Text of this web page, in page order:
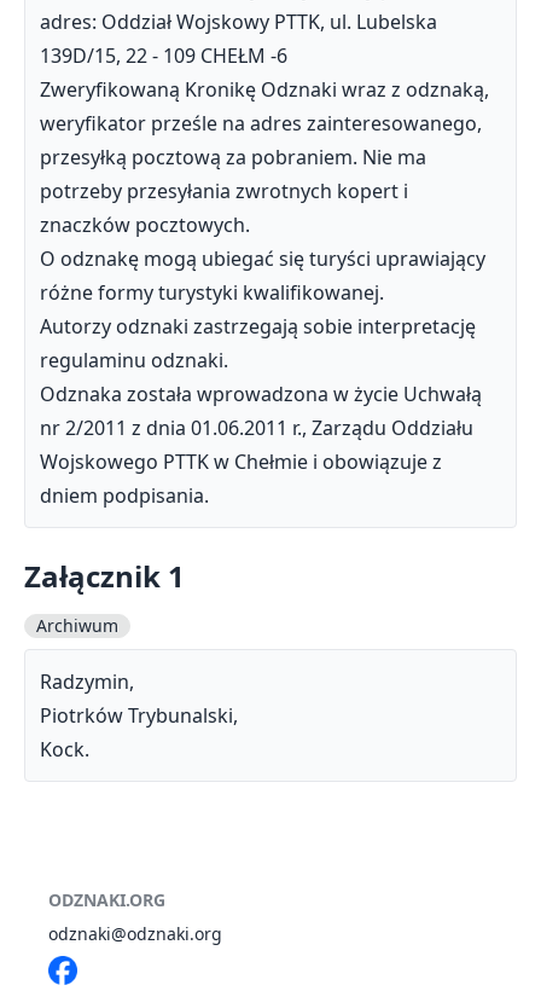
adres: Oddział Wojskowy PTTK, ul. Lubelska
139D/15, 22 - 109 CHEŁM -6
Zweryfikowaną Kronikę Odznaki wraz z odznaką,
weryfikator prześle na adres zainteresowanego,
przesyłką pocztową za pobraniem. Nie ma
potrzeby przesyłania zwrotnych kopert i
znaczków pocztowych.
O odznakę mogą ubiegać się turyści uprawiający
różne formy turystyki kwalifikowanej.
Autorzy odznaki zastrzegają sobie interpretację
regulaminu odznaki.
Odznaka została wprowadzona w życie Uchwałą
nr 2/2011 z dnia 01.06.2011 r., Zarządu Oddziału
Wojskowego PTTK w Chełmie i obowiązuje z
dniem podpisania.
Załącznik 1
Archiwum
Radzymin,
Piotrków Trybunalski,
Kock.
ODZNAKI.ORG
odznaki@odznaki.org